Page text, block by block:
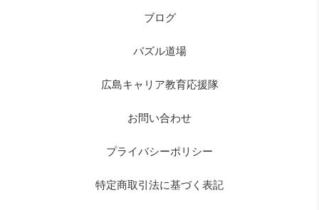
ブログ
パズル道場
広島キャリア教育応援隊
お問い合わせ
プライバシーポリシー
特定商取引法に基づく表記